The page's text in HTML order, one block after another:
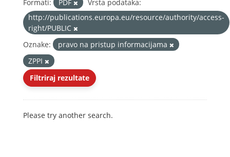
Formati: PDF
Vrsta podataka:
http://publications.europa.eu/resource/authority/access-
right/PUBLIC
Oznake:
pravo na pristup informacijama
ZPPI
Filtriraj rezultate
Please try another search.